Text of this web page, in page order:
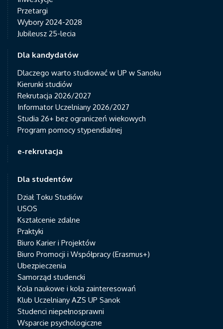
Przetargi
Wybory 2024-2028
Jubileusz 25-lecia
Dla kandydatów
Dlaczego warto studiować w UP w Sanoku
Kierunki studiów
Rekrutacja 2026/2027
Informator Uczelniany 2026/2027
Studia 26+ bez ograniczeń wiekowych
Program pomocy stypendialnej
e-rekrutacja
Dla studentów
Dział Toku Studiów
USOS
Kształcenie zdalne
Praktyki
Biuro Karier i Projektów
Biuro Promocji i Współpracy (Erasmus+)
Ubezpieczenia
Samorząd studencki
Koła naukowe i koła zainteresowań
Klub Uczelniany AZS UP Sanok
Studenci niepełnosprawni
Wsparcie psychologiczne